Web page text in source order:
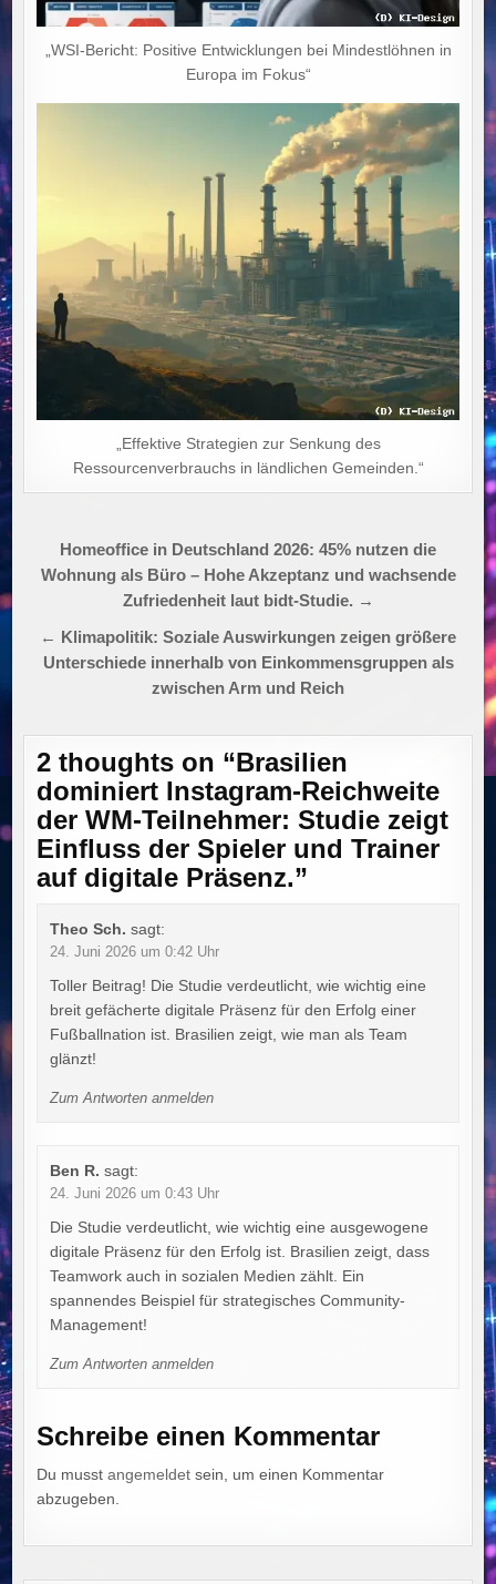
„WSI-Bericht: Positive Entwicklungen bei Mindestlöhnen in
Europa im Fokus“
„Effektive Strategien zur Senkung des
Ressourcenverbrauchs in ländlichen Gemeinden.“
Beitragsnavigation
Homeoffice in Deutschland 2026: 45% nutzen die
Wohnung als Büro – Hohe Akzeptanz und wachsende
Zufriedenheit laut bidt-Studie. →
← Klimapolitik: Soziale Auswirkungen zeigen größere
Unterschiede innerhalb von Einkommensgruppen als
zwischen Arm und Reich
2 thoughts on “Brasilien
dominiert Instagram-Reichweite
der WM-Teilnehmer: Studie zeigt
Einfluss der Spieler und Trainer
auf digitale Präsenz.”
Theo Sch. sagt:
24. Juni 2026 um 0:42 Uhr
Toller Beitrag! Die Studie verdeutlicht, wie wichtig eine
breit gefächerte digitale Präsenz für den Erfolg einer
Fußballnation ist. Brasilien zeigt, wie man als Team
glänzt!
Zum Antworten anmelden
Ben R. sagt:
24. Juni 2026 um 0:43 Uhr
Die Studie verdeutlicht, wie wichtig eine ausgewogene
digitale Präsenz für den Erfolg ist. Brasilien zeigt, dass
Teamwork auch in sozialen Medien zählt. Ein
spannendes Beispiel für strategisches Community-
Management!
Zum Antworten anmelden
Schreibe einen Kommentar
Du musstangemeldet sein, um einen Kommentar
abzugeben.